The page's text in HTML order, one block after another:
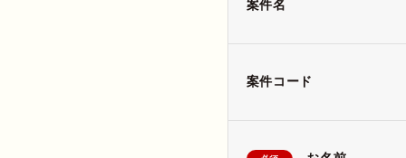
案件名
案件コード